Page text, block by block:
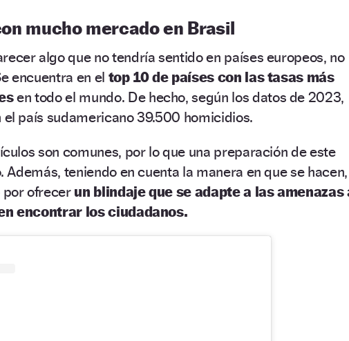
mucho mercado en Brasil
algo que no tendría sentido en países europeos, no
encuentra en el top 10 de países con las tasas más
en todo el mundo. De hecho, según los datos de 2023,
el país sudamericano 39.500 homicidios.
son comunes, por lo que una preparación de este
Además, teniendo en cuenta la manera en que se hacen,
por ofrecerun blindaje que se adapte a las amenazas
encontrar los ciudadanos.